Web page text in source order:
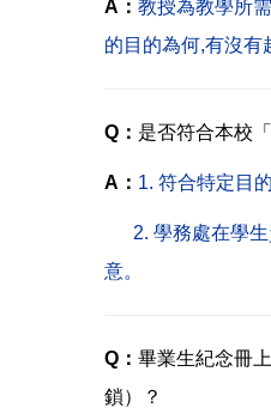
A： 教授為教學所
的目的為何,有沒有
Q： 是否符合本校
A： 1. 符合特定目
2. 學務處在學生
意。
Q： 畢業生紀念冊
鎖）？